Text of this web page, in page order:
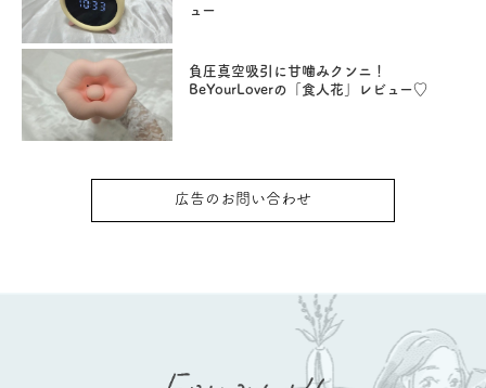
ュー
負圧真空吸引に甘噛みクンニ！
BeYourLoverの「食人花」レビュー♡
広告のお問い合わせ